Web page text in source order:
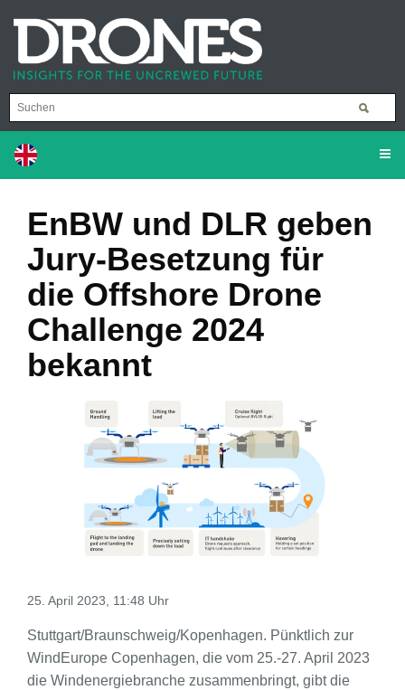
EnBW und DLR geben
Jury-Besetzung für
die Offshore Drone
Challenge 2024
bekannt
25. April 2023, 11:48 Uhr
Stuttgart/Braunschweig/Kopenhagen. Pünktlich zur
WindEurope Copenhagen, die vom 25.-27. April 2023
die Windenergiebranche zusammenbringt, gibt die